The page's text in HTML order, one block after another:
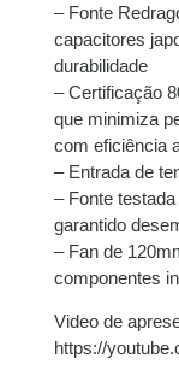
4x deR$
5x de R$
juros
6x deR$
7x deR$
8x deR$
– Fonte
capacitores
durabilidade
– Certificação
que minimiza
com eficiência
– Entrada de
– Fonte
garantido
– Fan de
componentes
Video de
https://